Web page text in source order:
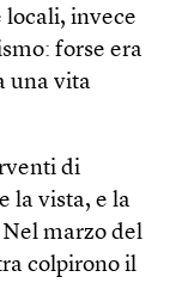
locali, invece
forse era
una vita
di
la vista, e la
marzo del
colpirono il